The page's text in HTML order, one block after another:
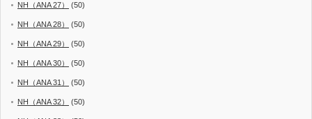
NH（ANA 27） (50)
NH（ANA 28） (50)
NH（ANA 29） (50)
NH（ANA 30） (50)
NH（ANA 31） (50)
NH（ANA 32） (50)